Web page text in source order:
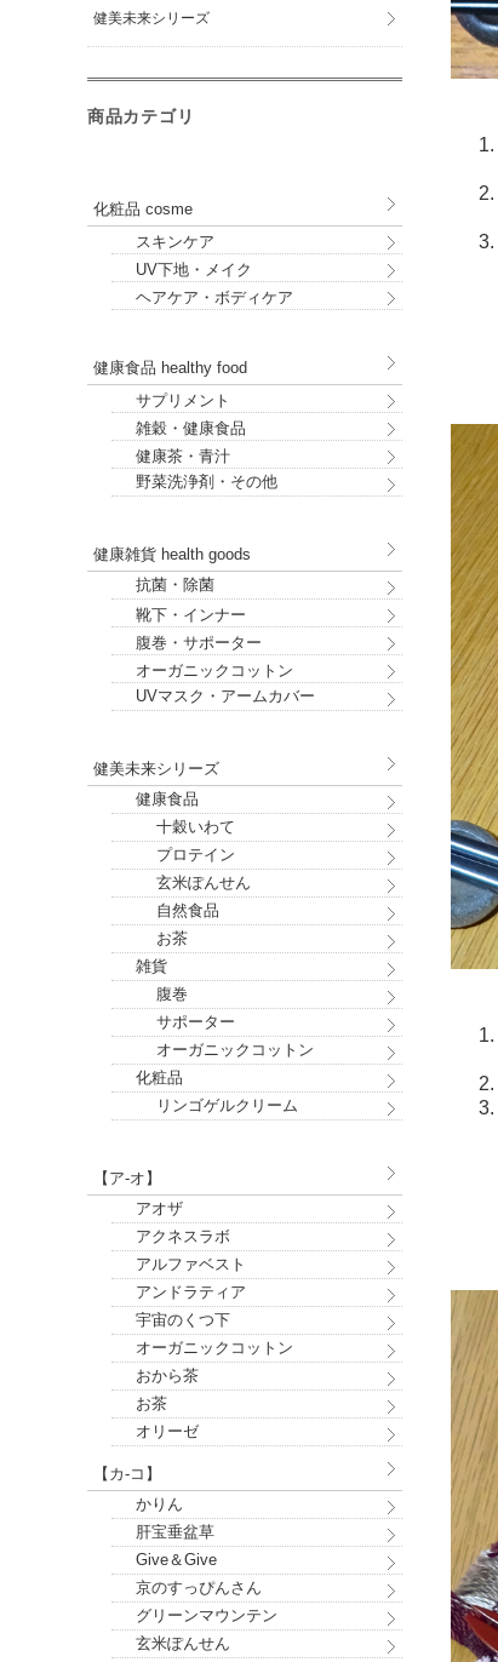
健美未来シリーズ
商品カテゴリ
化粧品 cosme
スキンケア
UV下地・メイク
ヘアケア・ボディケア
健康食品 healthy food
サプリメント
雑穀・健康食品
健康茶・青汁
野菜洗浄剤・その他
健康雑貨 health goods
抗菌・除菌
靴下・インナー
腹巻・サポーター
オーガニックコットン
UVマスク・アームカバー
健美未来シリーズ
健康食品
十穀いわて
プロテイン
玄米ぽんせん
自然食品
お茶
雑貨
腹巻
サポーター
オーガニックコットン
化粧品
リンゴゲルクリーム
【ア-オ】
アオザ
アクネスラボ
アルファベスト
アンドラティア
宇宙のくつ下
オーガニックコットン
おから茶
お茶
オリーゼ
【カ-コ】
かりん
肝宝垂盆草
Give＆Give
京のすっぴんさん
グリーンマウンテン
玄米ぽんせん